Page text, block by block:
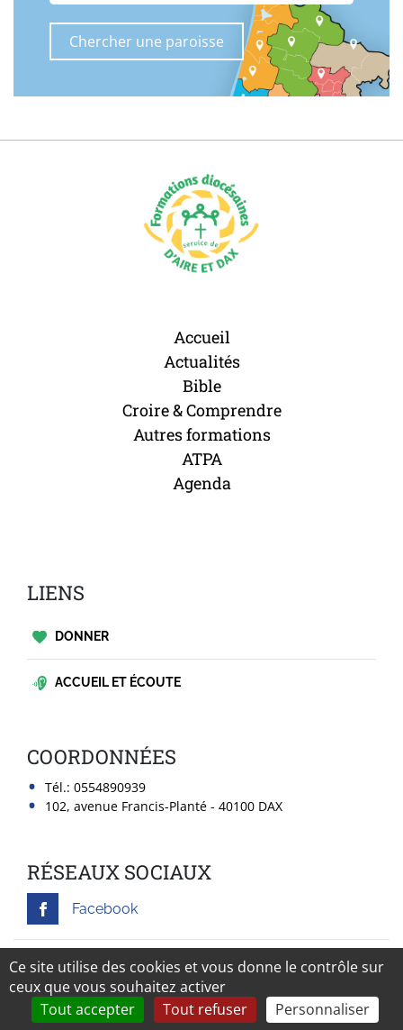
Rechercher
Accueil
Actualités
Bible
Croire & Comprendre
Autres formations
ATPA
Agenda
LIENS
DONNER
ACCUEIL ET ÉCOUTE
COORDONNÉES
Tél.: 0554890939
102, avenue Francis-Planté - 40100 DAX
RÉSEAUX SOCIAUX
Facebook
Mentions légales
Ce site utilise des cookies et vous donne le contrôle sur
ceux que vous souhaitez activer
Tout accepter
Tout refuser Personnaliser